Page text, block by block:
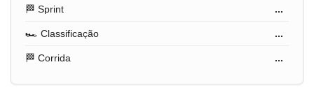
🏁 Sprint ...
🏎️ Classificação ...
🏁 Corrida ...